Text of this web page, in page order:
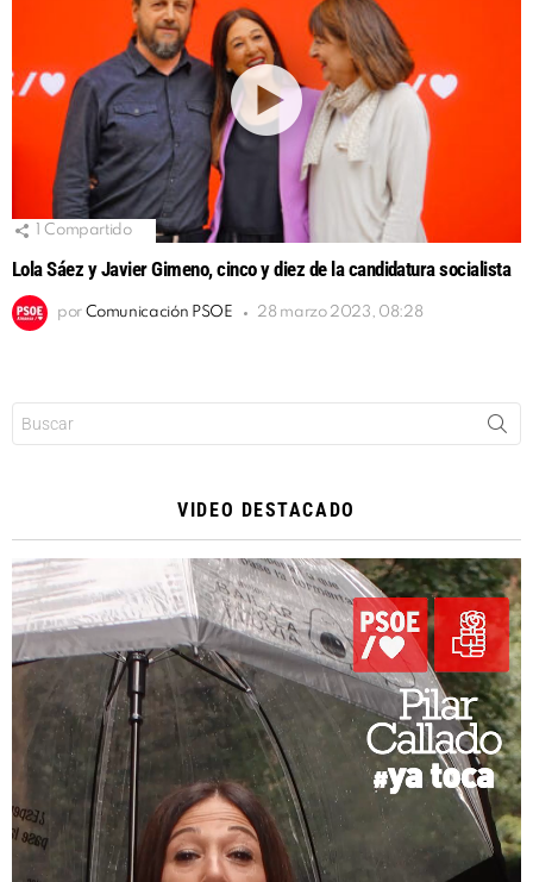
Compartido
Lola Sáez y Javier Gimeno, cinco y diez de la candidatura socialista
por Comunicación PSOE 28 marzo 2023, 08:28
VIDEO DESTACADO
Reproductor
de
vídeo